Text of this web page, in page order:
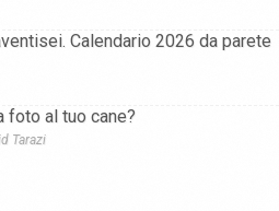
Calendario 2026 da parete
foto al tuo cane?
Tarazi